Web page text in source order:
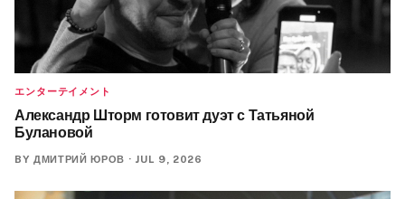
エンターテイメント
Александр Шторм готовит дуэт с Татьяной
Булановой
BY ДМИТРИЙ ЮРОВ · JUL 9, 2026